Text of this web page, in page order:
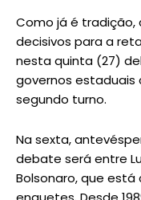
Como já é tradição,
decisivos para a
nesta quinta (27)
governos estaduais
segundo turno.
Na sexta,
debate será entre
Bolsonaro, que